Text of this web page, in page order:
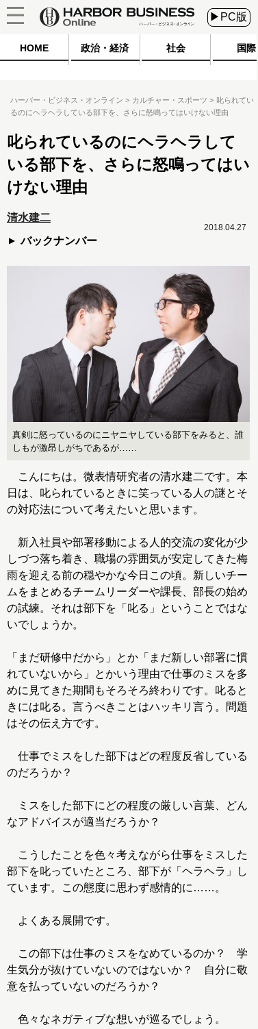
▶PC版
HOME 政治・経済 社会 国際
ハーバー・ビジネス・オンライン カルチャー・スポーツ
叱られてい
るのにヘラヘラしている部下を、さらに怒鳴ってはいけない理由
叱られているのにヘラヘラして
いる部下を、さらに怒鳴ってはい
けない理由
清水建二
バックナンバー
2018.04.27
真剣に怒っているのにニヤニヤしている部下をみると、誰
しもが激昂しがちであるが……
こんにちは。微表情研究者の清水建二です。本
日は、叱られているときに笑っている人の謎とそ
の対応法について考えたいと思います。
新入社員や部署移動による人的交流の変化が少
しづつ落ち着き、職場の雰囲気が安定してきた梅
雨を迎える前の穏やかな今日この頃。新しいチー
ムをまとめるチームリーダーや課長、部長の始め
の試練。それは部下を「叱る」ということではな
いでしょうか。
「まだ研修中だから」とか「まだ新しい部署に慣
れていないから」とかいう理由で仕事のミスを多
めに見てきた期間もそろそろ終わりです。叱ると
きには叱る。言うべきことはハッキリ言う。問題
はその伝え方です。
仕事でミスをした部下はどの程度反省している
のだろうか？
ミスをした部下にどの程度の厳しい言葉、どん
なアドバイスが適当だろうか？
こうしたことを色々考えながら仕事をミスした
部下を叱っていたところ、部下が「ヘラヘラ」し
ています。この態度に思わず感情的に……。
よくある展開です。
この部下は仕事のミスをなめているのか？ 学
生気分が抜けていないのではないか？ 自分に敬
意を払っていないのだろうか？
色々なネガティブな想いが巡るでしょう。